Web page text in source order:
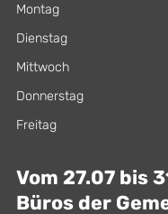
Montag
Dienstag
Mittwoch
Donnerstag
Freitag
Vom 27.07 bis
Büros der